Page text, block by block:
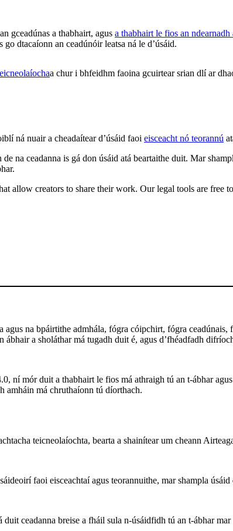
gceadúnas a thabhairt, agus a thabhairt le fios an
dtacaíonn an ceadúnóir leatsa ná le d’úsáid.
a chur i bhfeidhm faoina gcuirtear srian dlí ar
ná nuair a cheadaítear d’úsáid faoi eisceacht nó teorannú
na ceadanna is gá don úsáid atá beartaithe duit. Mar
allow creators to share their work. Our legal tools are free
na bpáirtithe admhála, fógra cóipchirt, fógra ceadúnais,
a sholáthar má tugadh duit é, agus d’fhéadfadh
ní mór duit a thabhairt le fios má athraigh tú an t-ábhar
amháin má chruthaíonn tú díorthach.
teicneolaíochta, bearta a shainítear um cheann
faoi eisceachtaí agus teorannuithe, mar shampla
ceadanna breise a fháil sula n-úsáidfidh tú an t-ábhar mar